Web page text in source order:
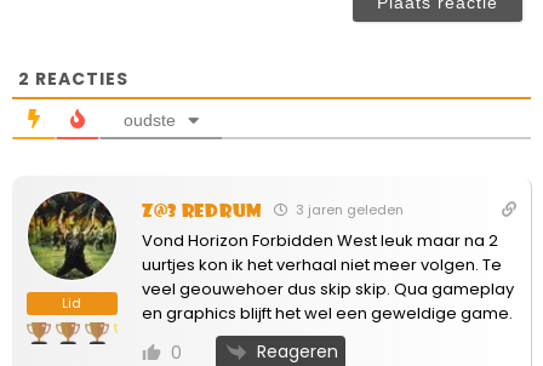
2 REACTIES
oudste
Lid
Z@3 Redrum 3 jaren geleden
Vond Horizon Forbidden West leuk maar na 2
uurtjes kon ik het verhaal niet meer volgen. Te
veel geouwehoer dus skip skip. Qua gameplay
en graphics blijft het wel een geweldige game.
0 Reageren